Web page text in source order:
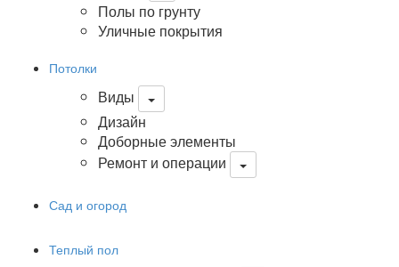
Полы по грунту
Уличные покрытия
Потолки
Виды
Дизайн
Доборные элементы
Ремонт и операции
Сад и огород
Теплый пол